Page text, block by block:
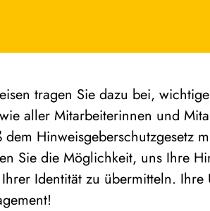
tragen Sie dazu bei,
aller Mitarbeiterinnen und
Hinweisgeberschutzgesetz
Sie die Möglichkeit, uns Ihre
Identität zu übermitteln.